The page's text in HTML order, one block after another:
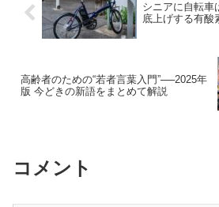
シニアに自転車
底上げする有酸
高齢者のための“若者言葉入門”──2025年
版 今どきの新語をまとめて解説
コメント